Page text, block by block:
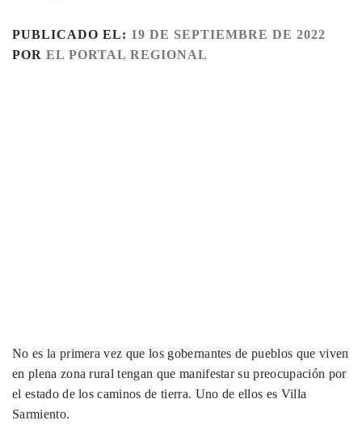
PUBLICADO EL: 19 DE SEPTIEMBRE DE 2022
POR EL PORTAL REGIONAL
No es la primera vez que los gobernantes de pueblos que viven
en plena zona rural tengan que manifestar su preocupación por
el estado de los caminos de tierra. Uno de ellos es Villa
Sarmiento.